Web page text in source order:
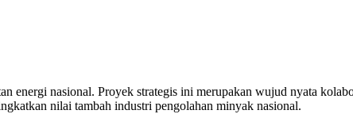
energi nasional. Proyek strategis ini merupakan wujud nyata
nilai tambah industri pengolahan minyak nasional.